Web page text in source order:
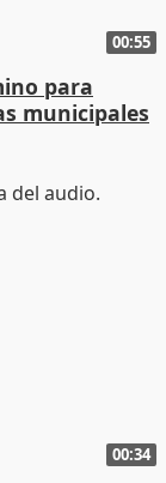
00:55
para
municipales
00:34